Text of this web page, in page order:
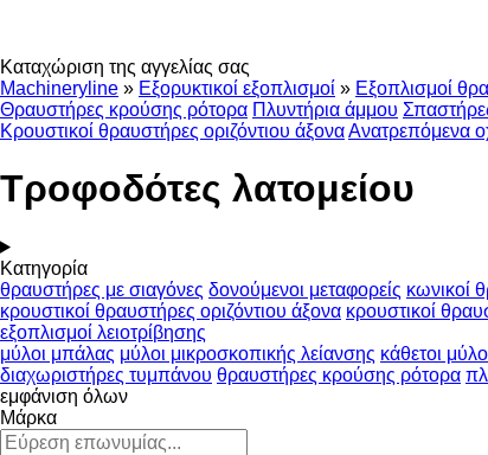
Καταχώριση της αγγελίας σας
Machineryline » Εξορυκτικοί εξοπλισμοί » Εξοπλισμοί
Θραυστήρες κρούσης ρότορα Πλυντήρια άμμου
Κρουστικοί θραυστήρες οριζόντιου άξοναΑνατρεπόμενα
Τροφοδότες λατομείου
Κατηγορία
θραυστήρες με σιαγόνες δονούμενοι μεταφορείς κωνικοί
κρουστικοί θραυστήρες οριζόντιου άξονα κρουστικοί
εξοπλισμοί λειοτρίβησης
μύλοι μπάλας μύλοι μικροσκοπικής λείανσης κάθετοι
διαχωριστήρες τυμπάνου θραυστήρες κρούσης ρότορα
εμφάνιση όλων
Μάρκα